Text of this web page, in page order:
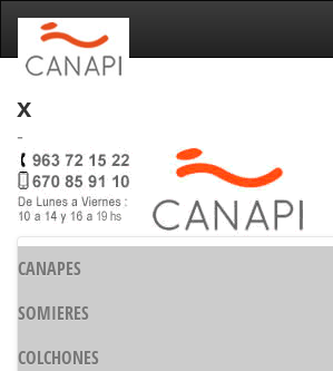
x
-
CANAPES
SOMIERES
COLCHONES